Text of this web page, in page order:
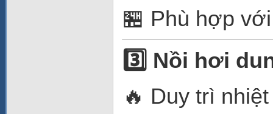
🏪 Phù hợp
3️ Nồi hơi
🔥 Duy trì